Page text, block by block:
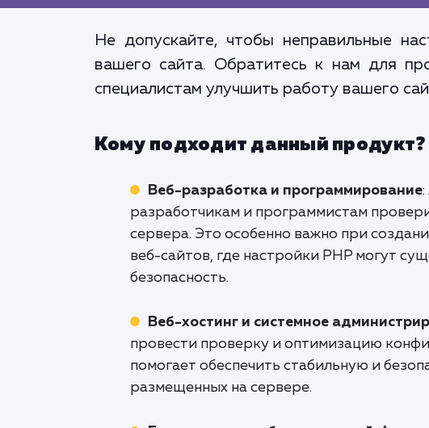
Не допускайте, чтобы неправильные
вашего сайта. Обратитесь к нам для
специалистам улучшить работу вашего
Кому подходит данный продукт?
Веб-разработка и программирование:
разработчикам и программистам
сервера. Это особенно важно при
веб-сайтов, где настройки PHP могут
безопасность.
Веб-хостинг и системное
провести проверку и оптимизацию
помогает обеспечить стабильную и
размещенных на сервере.